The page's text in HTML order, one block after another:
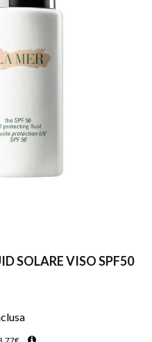
SOLARE VISO SPF50